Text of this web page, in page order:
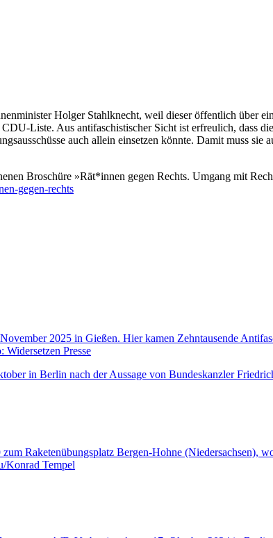
Holger Stahlknecht, weil dieser öffentlich über
CDU-Liste. Aus antifaschistischer Sicht ist erfreulich,
auch allein einsetzen könnte. Damit muss
Broschüre »Rät*innen gegen Rechts. Umgang mit
gegen-rechts